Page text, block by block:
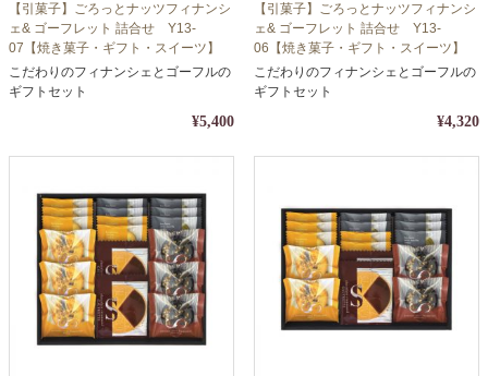
【引菓子】ごろっとナッツフィナンシ
ェ& ゴーフレット 詰合せ Y13-
07【焼き菓子・ギフト・スイーツ】
【包装・熨斗対応】
こだわりのフィナンシェとゴーフルの
ギフトセット
¥5,400
【引菓子】ごろっとナッツフィナンシ
ェ& ゴーフレット 詰合せ Y13-
06【焼き菓子・ギフト・スイーツ】
【包装・熨斗対応】
こだわりのフィナンシェとゴーフルの
ギフトセット
¥4,320